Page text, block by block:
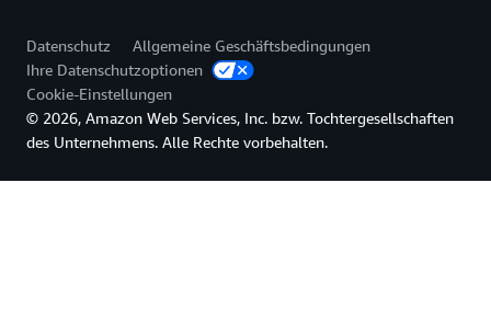
Datenschutz
Allgemeine Geschäftsbedingungen
Ihre Datenschutzoptionen
Cookie-Einstellungen
© 2026, Amazon Web Services, Inc. bzw. Tochtergesellschaften
des Unternehmens. Alle Rechte vorbehalten.